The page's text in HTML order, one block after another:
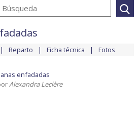
Reparto Ficha técnica Fotos
enfadadas
Alexandra Leclère